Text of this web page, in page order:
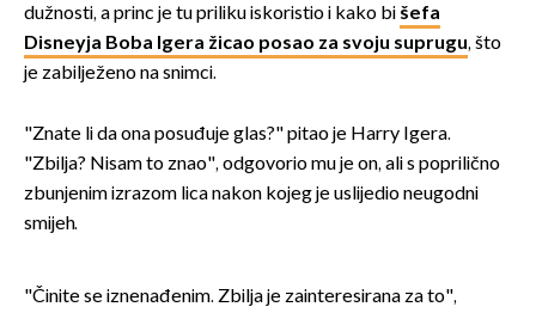
dužnosti, a princ je tu priliku iskoristio i kako bi šefa
Disneyja Boba Igera žicao posao za svoju suprugu, što
je zabilježeno na snimci.
"Znate li da ona posuđuje glas?" pitao je Harry Igera.
"Zbilja? Nisam to znao", odgovorio mu je on, ali s poprilično
zbunjenim izrazom lica nakon kojeg je uslijedio neugodni
smijeh.
"Činite se iznenađenim. Zbilja je zainteresirana za to",